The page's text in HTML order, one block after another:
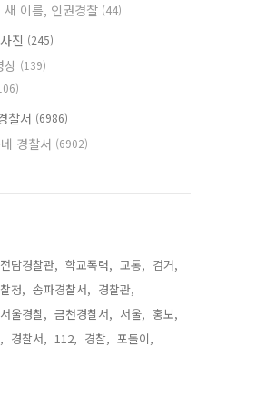
새 이름, 인권경찰 (44)
진 (245)
상 (139)
찰서 (6986)
경찰서 (6902)
담경찰관, 학교폭력, 교통, 검거,
청, 송파경찰서, 경찰관,
서울경찰, 금천경찰서, 서울, 홍보,
경찰서, 112, 경찰, 포돌이,